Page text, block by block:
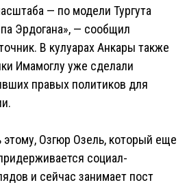
— по модели Тургута
Эрдогана», — сообщил
В кулуарах Анкары также
Имамоглу уже сделали
правых политиков для
Озгюр Озель, который еще
социал-
и сейчас занимает пост